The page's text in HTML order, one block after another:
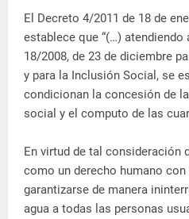
El Decreto 4/2011 de 18 de
establece que “(…) atendiendo
18/2008, de 23 de diciembre
y para la Inclusión Social, se
condicionan la concesión de
social y el computo de las
En virtud de tal consideración
como un derecho humano con
garantizarse de manera
agua a todas las personas